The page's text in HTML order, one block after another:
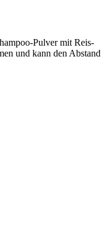
Pulver mit Reis-
und kann den Abstand